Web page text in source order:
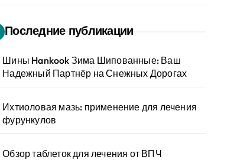
Последние публикации
Шины Hankook Зима Шипованные: Ваш
Надежный Партнёр на Снежных Дорогах
Ихтиоловая мазь: применение для лечения
фурункулов
Обзор таблеток для лечения от ВПЧ